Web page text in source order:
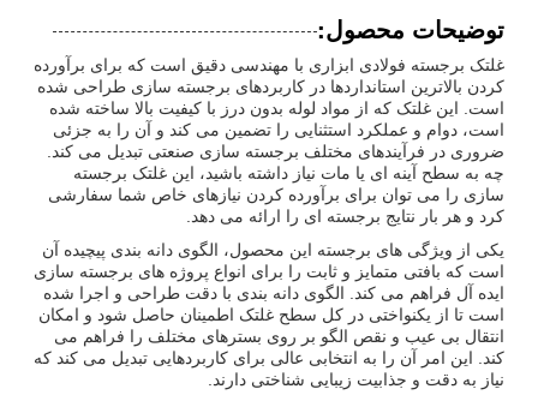
توضیحات محصول:
غلتک برجسته فولادی ابزاری با مهندسی دقیق است که برای برآورده
کردن بالاترین استانداردها در کاربردهای برجسته سازی طراحی شده
است. این غلتک که از مواد لوله بدون درز با کیفیت بالا ساخته شده
است، دوام و عملکرد استثنایی را تضمین می کند و آن را به جزئی
ضروری در فرآیندهای مختلف برجسته سازی صنعتی تبدیل می کند.
چه به سطح آینه ای یا مات نیاز داشته باشید، این غلتک برجسته
سازی را می توان برای برآورده کردن نیازهای خاص شما سفارشی
کرد و هر بار نتایج برجسته ای را ارائه می دهد.
یکی از ویژگی های برجسته این محصول، الگوی دانه بندی پیچیده آن
است که بافتی متمایز و ثابت را برای انواع پروژه های برجسته سازی
ایده آل فراهم می کند. الگوی دانه بندی با دقت طراحی و اجرا شده
است تا از یکنواختی در کل سطح غلتک اطمینان حاصل شود و امکان
انتقال بی عیب و نقص الگو بر روی بسترهای مختلف را فراهم می
کند. این امر آن را به انتخابی عالی برای کاربردهایی تبدیل می کند که
نیاز به دقت و جذابیت زیبایی شناختی دارند.